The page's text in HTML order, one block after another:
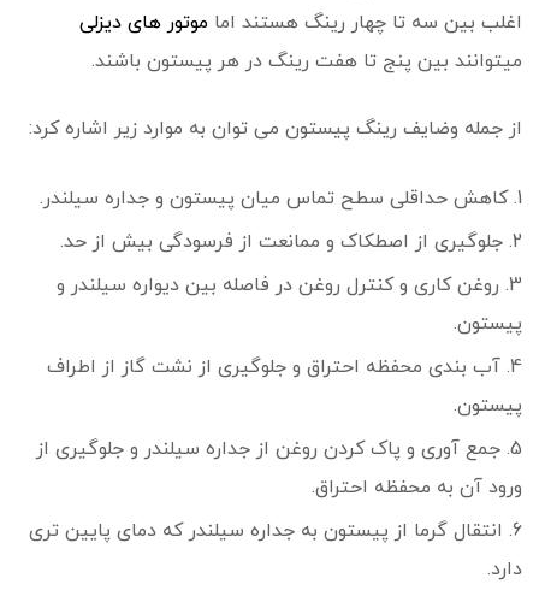
اغلب بین سه تا چهار رینگ هستند اما موتور های دیزلی
میتوانند بین پنج تا هفت رینگ در هر پیستون باشند.
از جمله وضایف رینگ پیستون می توان به موارد زیر اشاره کرد:
کاهش حداقلی سطح تماس میان پیستون و جداره سیلندر.
جلوگیری از اصطکاک و ممانعت از فرسودگی بیش از حد.
روغن کاری و کنترل روغن در فاصله بین دیواره سیلندر و
پیستون.
آب بندی محفظه احتراق و جلوگیری از نشت گاز از اطراف
پیستون.
جمع آوری و پاک کردن روغن از جداره سیلندر و جلوگیری از
ورود آن به محفظه احتراق.
انتقال گرما از پیستون به جداره سیلندر که دمای پایین تری
دارد.